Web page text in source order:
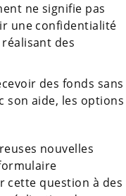
ne signifie pas
une confidentialité
des
des fonds sans
son aide, les options
nouvelles
cette question à des